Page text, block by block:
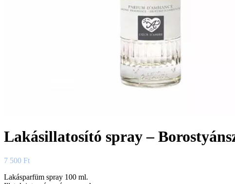
Lakásillatosító spray –
7 500 Ft
Lakásparfüm spray 100 ml.